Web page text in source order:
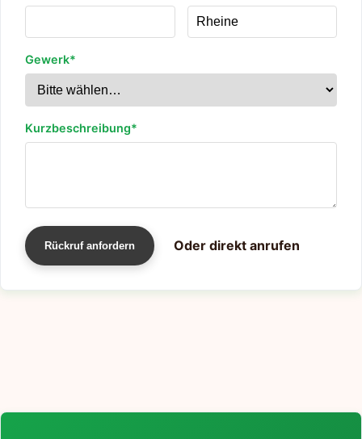
Gewerk*
Kurzbeschreibung*
Rückruf anfordern Oder direkt anrufen